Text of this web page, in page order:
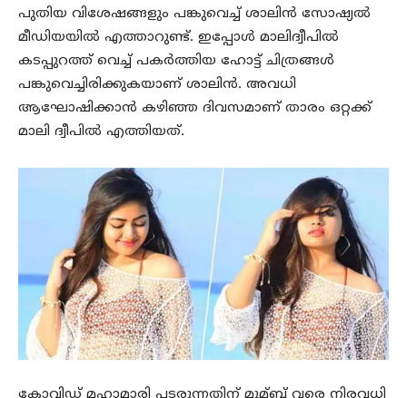
പുതിയ വിശേഷങ്ങളും പങ്കുവെച്ച് ശാലിൻ സോഷ്യൽ
മീഡിയയിൽ എത്താറുണ്ട്. ഇപ്പോൾ മാലിദ്വീപിൽ
കടപ്പുറത്ത് വെച്ച് പകർത്തിയ ഹോട്ട് ചിത്രങ്ങൾ
പങ്കുവെച്ചിരിക്കുകയാണ് ശാലിൻ. അവധി
ആഘോഷിക്കാൻ കഴിഞ്ഞ ദിവസമാണ് താരം ഒറ്റക്ക്
മാലി ദ്വീപിൽ എത്തിയത്.